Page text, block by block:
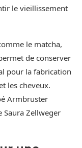
le vieillissement
le matcha,
de conserver
pour la fabrication
les cheveux.
Armbruster
Saura Zellweger